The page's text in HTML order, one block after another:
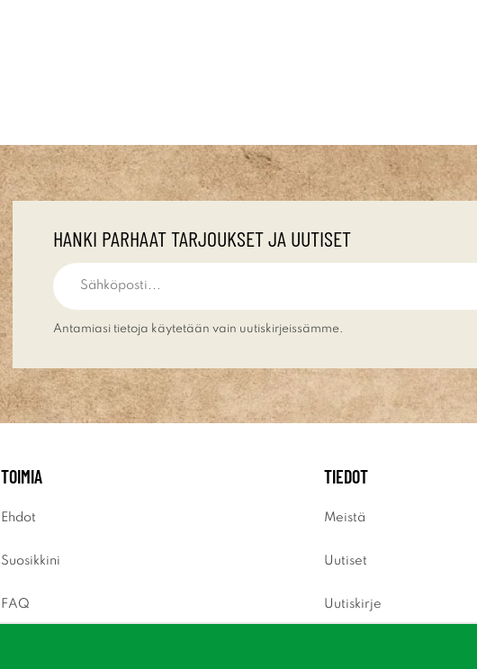
HANKI PARHAAT TARJOUKSET JA UUTISET
Antamiasi tietoja käytetään vain uutiskirjeissämme.
TOIMIA
Ehdot
Suosikkini
FAQ
TIEDOT
Meistä
Uutiset
Uutiskirje